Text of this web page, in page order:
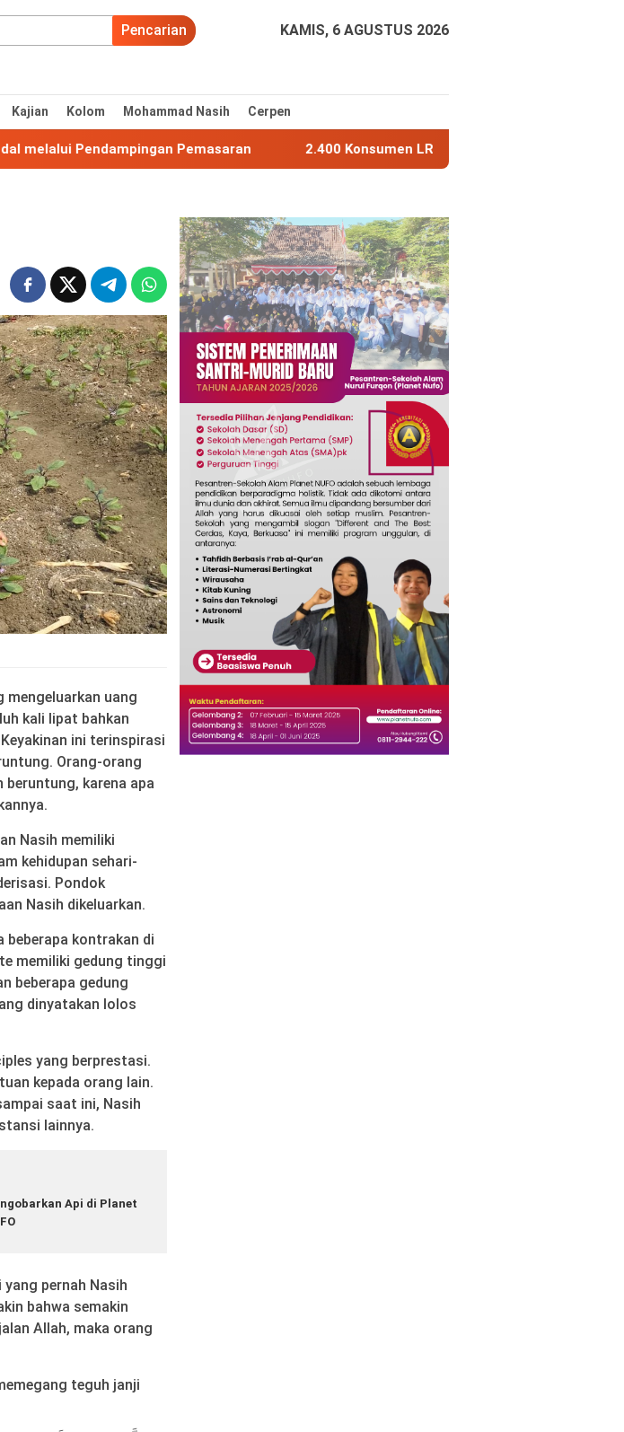
Pencarian KAMIS, 6 AGUSTUS 2026
Kajian Kolom Mohammad Nasih Cerpen
Pemasaran 2.400 Konsumen LRT City Belum Terima Unit, Ferry Firmawan
mengeluarkan uang
kali lipat bahkan
ini terinspirasi
Orang-orang
karena apa
Nasih memiliki
kehidupan sehari-
Pondok
Nasih dikeluarkan.
beberapa kontrakan di
memiliki gedung tinggi
beberapa gedung
dinyatakan lolos
yang berprestasi.
kepada orang lain.
saat ini, Nasih
lainnya.
Api di Planet
pernah Nasih
bahwa semakin
Allah, maka orang
teguh janji